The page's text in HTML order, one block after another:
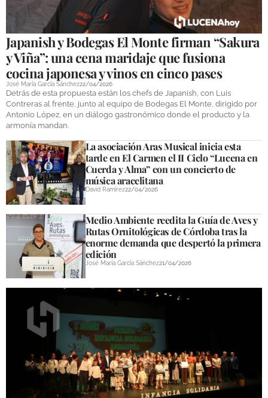
Japanish y Bodegas El Monte firman “Sakura
y Viña”: una cena maridaje que fusiona
cocina japonesa y vinos en cinco pases
José María García Sánchez22/04/2026
Detrás de esta propuesta están los chefs de Japanish, con Luis
Contreras al frente, junto al equipo de Bodegas El Monte, dirigido por
Antonio López, en un diálogo gastronómico donde el producto y la
armonía mandan.
La asociación Aras Musical inicia esta
tarde en El Carmen el II Ciclo “Lucena en
Cuerda y Alma” con un concierto de
música aracelitana
David Ramírez22/04/2026
Medio Ambiente reedita la Guía de Aves y
Rutas Ornitológicas de Córdoba tras la
enorme demanda que despertó la primera
edición
José María García Sánchez21/04/2026